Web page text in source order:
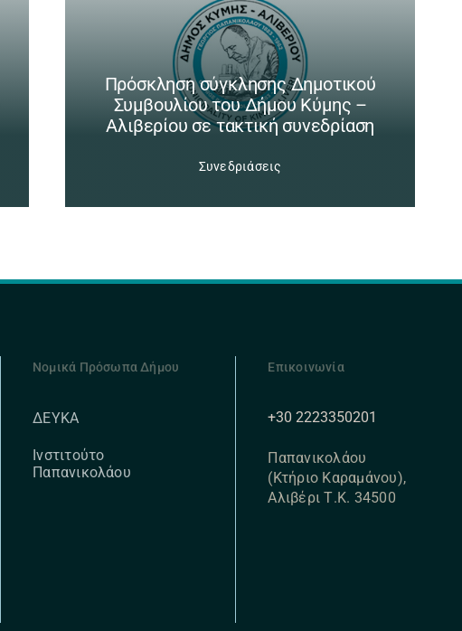
Πρόσκληση σύγκλησης Δημοτικού
Συμβουλίου του Δήμου Κύμης –
Αλιβερίου σε τακτική συνεδρίαση
Συνεδριάσεις
Νομικά Πρόσωπα Δήμου
ΔΕΥΚΑ
Ινστιτούτο
Παπανικολάου
Επικοινωνία
+30 2223350201
Παπανικολάου
(Κτήριο Καραμάνου),
Αλιβέρι Τ.Κ. 34500